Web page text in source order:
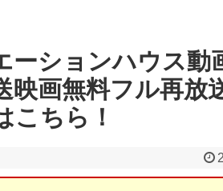
ーションハウス動
映画無料フル再放
こちら！